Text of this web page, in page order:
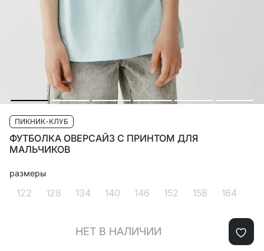
ПИКНИК-КЛУБ
ФУТБОЛКА ОВЕРСАЙЗ С ПРИНТОМ ДЛЯ
МАЛЬЧИКОВ
размеры
122 128 134 140 146 152 158 164
НЕТ В НАЛИЧИИ